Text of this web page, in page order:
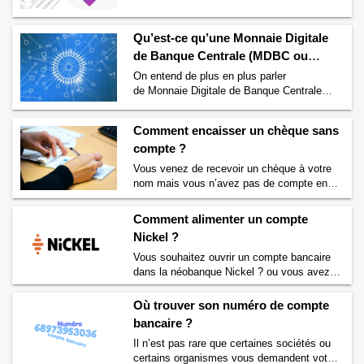
tout vous dire sur la néobanque Revolut.
Comme la plupart des autres néobanques,
lecture de Est-ce que Revolut est une
banque ? →
Qu’est-ce qu’une Monnaie Digitale
de Banque Centrale (MDBC ou
CBDC) ?
On entend de plus en plus parler
de Monnaie Digitale de Banque Centrale
de Banque Centrale (MDBC) ou Central
Bank Digital Currency (CBDC) en anglais ?
Si vous souhaitez en savoir plus sur cette
monnaie virtuelle d’un nouveau genre alors
Continuer la lecture de
Banque Centrale (MDBC ou CBDC) ?
Comment encaisser un chèque sans
compte ?
Vous venez de recevoir un chèque à votre
nom mais vous n’avez pas de compte en
banque ? Vous souhaitez savoir comment
encaisser un chèque sans compte bancaire
? Nous allons vous aider à trouver la
solution pour toucher l’argent de ce chèque.
Il existe en effet différentes solutions pour
encaisser un chèque lorsque l’on …
Continuer la lecture deComment encaisser
un chèque sans compte ?
Comment alimenter un compte
Nickel ?
Vous souhaitez ouvrir un compte bancaire
dans la néobanque Nickel ? ou vous avez
peut-être déjà un compte Nickel ? Mais
vous ne savez pas comment alimenter votre
compte Nickel ? Nous allons vous expliquer
dans la suite de cet article comment
alimenter un compte bancaire Nickel. La
banque Nickel est une banque un peu
Où trouver son numéro de compte
bancaire ?
Il n’est pas rare que certaines sociétés ou
certains organismes vous demandent votre